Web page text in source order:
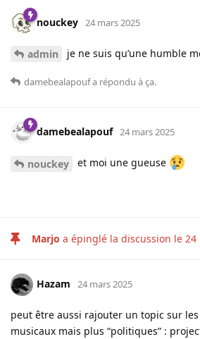
nouckey 24 mars 2025
admin je ne suis qu’une humble
damebealapoufa répondu à ça.
damebealapouf 24 mars 2025
nouckey et moi une gueuse
Marjo a épinglé la discussion le 24
Hazam 24 mars 2025
peut être aussi rajouter un topic sur
musicaux mais plus “politiques” :